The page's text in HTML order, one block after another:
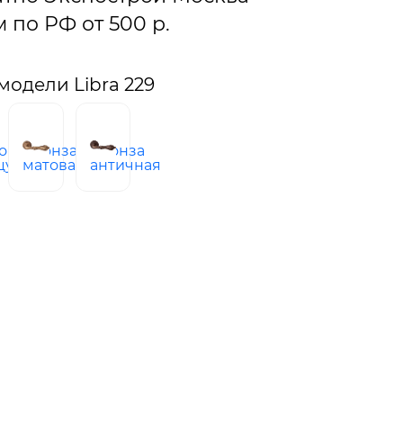
по РФ от 500 р.
Libra 229
бронза
матовая
бронза
античная